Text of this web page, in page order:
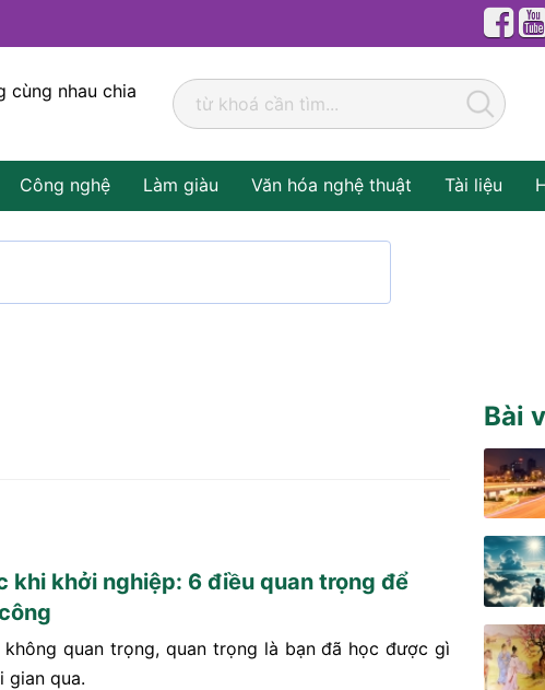
cùng nhau chia
Công nghệ Làm giàu Văn hóa nghệ thuật Tài liệu
khi khởi nghiệp: 6 điều quan trọng để
không quan trọng, quan trọng là bạn đã học được gì
gian qua.
Bài